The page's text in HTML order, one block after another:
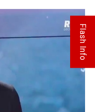
Flash Info